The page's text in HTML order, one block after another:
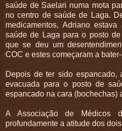
saúde de Saelari numa mota
no centro de saúde de Laga.
medicamentos, Adriano
saúde de Laga para o posto
que se deu um
COC e estes começaram a
Depois de ter sido espancado,
evacuada para o posto de
espancado na cara (bochechas)
A Associação de Médicos
profundamente a atitude dos